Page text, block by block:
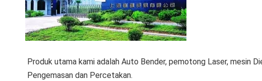
Produk utama kami adalah Auto Bender, pemotong Laser, mesin
Pengemasan dan Percetakan.